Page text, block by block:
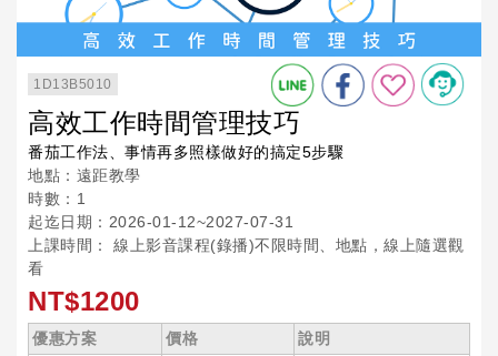
1D13B5010
高效工作時間管理技巧
番茄工作法、事情再多照樣做好的搞定5步驟
地點：遠距教學
時數：1
起迄日期：2026-01-12~2027-07-31
上課時間： 線上影音課程(錄播)不限時間、地點，線上隨選觀
看
NT$1200
優惠方案 價格
說明